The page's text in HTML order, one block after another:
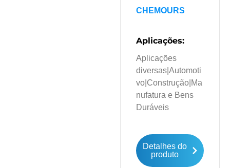
CHEMOURS
Aplicações:
Aplicações
diversas Automoti
vo Construção Ma
nufatura e Bens
Duráveis
Detalhes do
produto